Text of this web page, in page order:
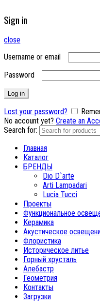
Sign in
close
Username or email
Password
Log in
Lost your password?
No account yet? Create an
Search for:
Главная
Каталог
БРЕНДЫ
Dio D`arte
Arti Lampadari
Lucia Tucci
Проекты
Функциональное
Керамика
Акустическое
Флористика
Историческое литье
Горный хрусталь
Алебастр
Геометрия
Контакты
Загрузки